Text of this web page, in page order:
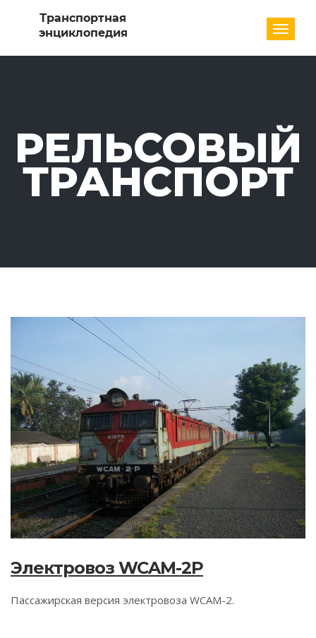
РЕЛЬСОВЫЙ
ТРАНСПОРТ
Электровоз WCAM-2P
Пассажирская версия электровоза WCAM-2.